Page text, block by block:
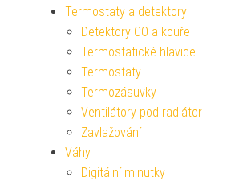
Termostaty a detektory
Detektory CO a kouře
Termostatické hlavice
Termostaty
Termozásuvky
Ventilátory pod radiátor
Zavlažování
Váhy
Digitální minutky